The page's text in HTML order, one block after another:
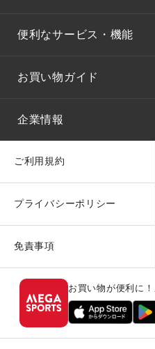
便利なサービス・機能
お買い物ガイド
企業情報
ご利用規約
プライバシーポリシー
免責事項
お買い物が便利に